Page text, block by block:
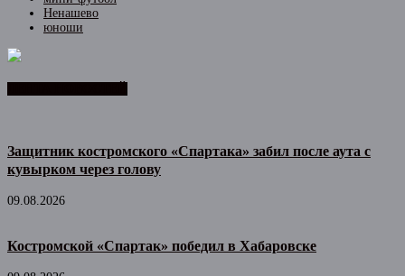
Ненашево
юноши
Защитник костромского «Спартака» забил после аута с
кувырком через голову
09.08.2026
Костромской «Спартак» победил в Хабаровске